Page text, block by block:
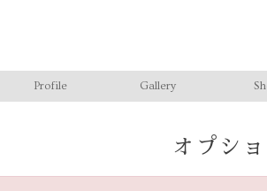
Profile Gallery
オプシ